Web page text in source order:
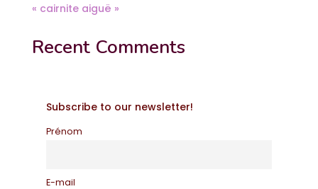
« cairnite aiguë »
Recent Comments
Subscribe to our newsletter!
Prénom
E-mail